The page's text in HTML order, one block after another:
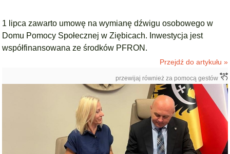
1 lipca zawarto umowę na wymianę dźwigu osobowego w
Domu Pomocy Społecznej w Ziębicach. Inwestycja jest
współfinansowana ze środków PFRON.
Przejdź do artykułu »
przewijaj również za pomocą gestów